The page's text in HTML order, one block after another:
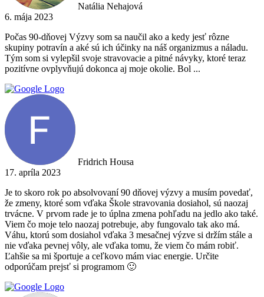
Natália Nehajová
6. mája 2023
Počas 90-dňovej Výzvy som sa naučil ako a kedy jesť rôzne
skupiny potravín a aké sú ich účinky na náš organizmus a náladu.
Tým som si vylepšil svoje stravovacie a pitné návyky, ktoré teraz
pozitívne ovplyvňujú dokonca aj moje okolie. Bol ...
Fridrich Housa
17. apríla 2023
Je to skoro rok po absolvovaní 90 dňovej výzvy a musím povedať,
že zmeny, ktoré som vďaka Škole stravovania dosiahol, sú naozaj
trvácne. V prvom rade je to úplna zmena pohľadu na jedlo ako také.
Viem čo moje telo naozaj potrebuje, aby fungovalo tak ako má.
Váhu, ktorú som dosiahol vďaka 3 mesačnej výzve si držím stále a
nie vďaka pevnej vôly, ale vďaka tomu, že viem čo mám robiť.
Ľahšie sa mi športuje a ceľkovo mám viac energie. Určite
odporúčam prejsť si programom 🙂